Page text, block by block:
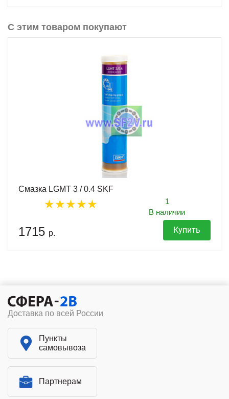
С этим товаром покупают
Смазка LGMT 3 / 0.4 SKF
1
В наличии
1715 р. Купить
Доставка по всей России
Пункты
самовывоза
Партнерам